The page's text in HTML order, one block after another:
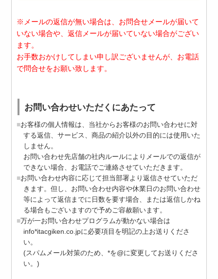
※メールの返信が無い場合は、お問合せメールが届いて
いない場合や、返信メールが届いていない場合がござい
ます。
お手数おかけしてしまい申し訳ございませんが、お電話
で問合せをお願い致します。
お問い合わせいただくにあたって
お客様の個人情報は、当社からお客様のお問い合わせに対
する返信、サービス、商品の紹介以外の目的には使用いた
しません。
お問い合わせ先店舗の社内ルールによりメールでの返信が
できない場合、お電話でご連絡させていただきます。
お問い合わせ内容に応じて担当部署より返信させていただ
きます。但し、お問い合わせ内容や休業日のお問い合わせ
等によって返信までに日数を要す場合、または返信しかね
る場合もございますので予めご容赦願います。
万が一お問い合わせプログラムが動かない場合は
info*itacgiken.co.jpに必要項目を明記の上お送りくださ
い。
(スパムメール対策のため、*を@に変更してお送りくださ
い。)